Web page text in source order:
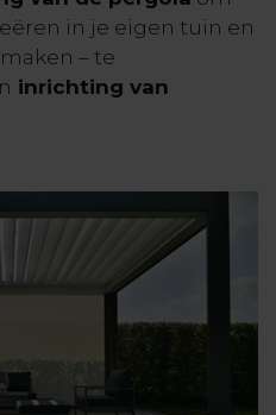
in je eigen tuin en
– te
inrichting van